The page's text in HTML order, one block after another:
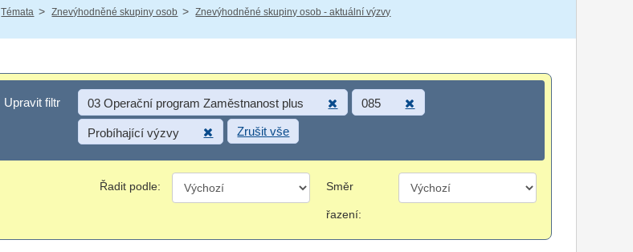
Témata / Znevýhodněné skupiny osob / Znevýhodněné skupiny osob - aktuální výzvy
Upravit filtr
Upravit filtr 03 Operační program Zaměstnanost plus 085
Probíhající výzvy Zrušit vše
Řadit podle: Směr
řazení: